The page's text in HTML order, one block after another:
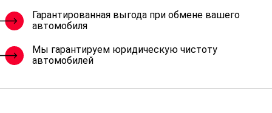
Гарантированная выгода при обмене вашего
автомобиля
Мы гарантируем юридическую чистоту
автомобилей